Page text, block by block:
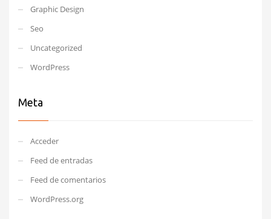
Graphic Design
Seo
Uncategorized
WordPress
Meta
Acceder
Feed de entradas
Feed de comentarios
WordPress.org